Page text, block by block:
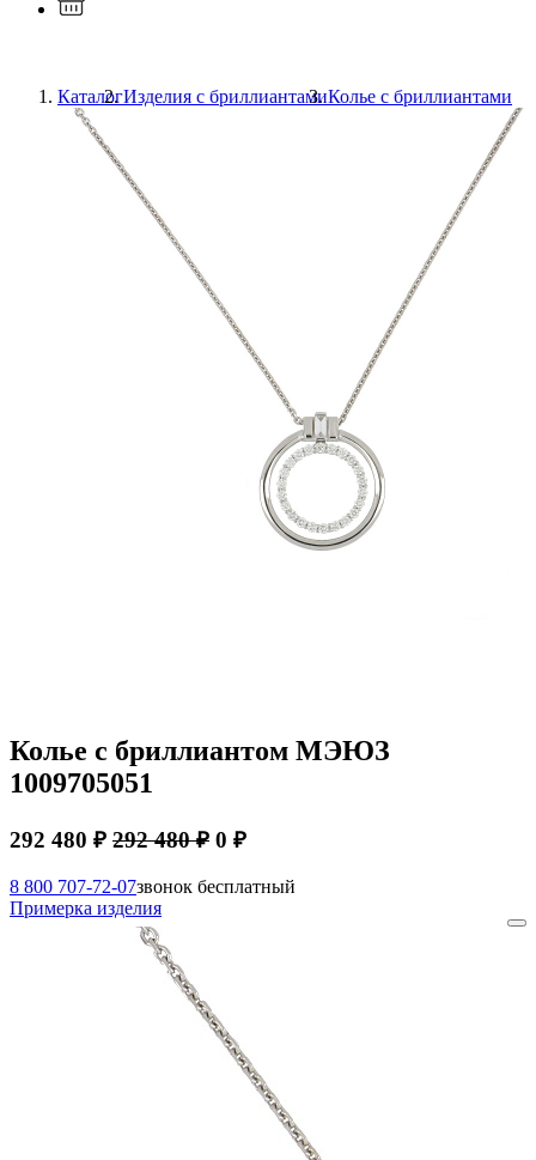
КаталогИзделия с бриллиантамиКолье с бриллиантами
Колье с бриллиантом МЭЮЗ
1009705051
292 480 ₽ 292 480 ₽ 0 ₽
8 800 707-72-07звонок бесплатный
Примерка изделия